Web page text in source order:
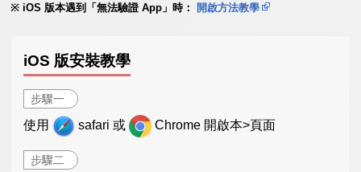
iOS 版本遇到「無法驗證 App」時：
開啟方法教學
iOS 版安裝教學
步驟一
使用 safari 或 Chrome 開啟本>頁面
步驟二